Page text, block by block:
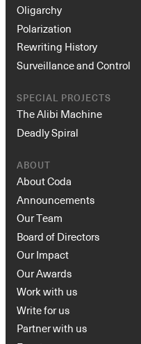
Oligarchy
Polarization
Rewriting History
Surveillance and Control
SPECIAL PROJECTS
The Alibi Machine
Deadly Spiral
ABOUT
About Coda
Announcements
Our Team
Board of Directors
Our Impact
Our Awards
Work with us
Write for us
Partner with us